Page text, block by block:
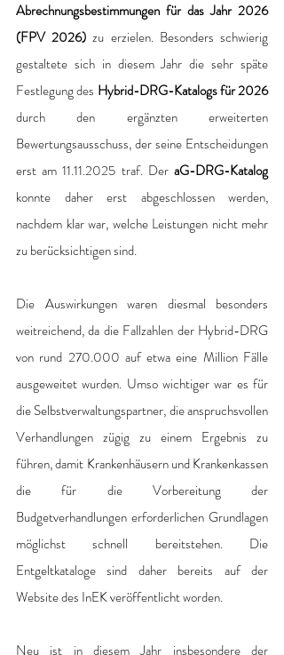
Abrechnungsbestimmungen für das Jahr 2026
(FPV 2026) zu erzielen. Besonders schwierig
gestaltete sich in diesem Jahr die sehr späte
Festlegung des Hybrid-DRG-Katalogs für 2026
durch den ergänzten erweiterten
Bewertungsausschuss, der seine Entscheidungen
erst am 11.11.2025 traf. Der aG-DRG-Katalog
konnte daher erst abgeschlossen werden,
nachdem klar war, welche Leistungen nicht mehr
zu berücksichtigen sind.
Die Auswirkungen waren diesmal besonders
weitreichend, da die Fallzahlen der Hybrid-DRG
von rund 270.000 auf etwa eine Million Fälle
ausgeweitet wurden. Umso wichtiger war es für
die Selbstverwaltungspartner, die anspruchsvollen
Verhandlungen zügig zu einem Ergebnis zu
führen, damit Krankenhäusern und Krankenkassen
die für die Vorbereitung der
Budgetverhandlungen erforderlichen Grundlagen
möglichst schnell bereitstehen. Die
Entgeltkataloge sind daher bereits auf der
Website des InEK veröffentlicht worden.